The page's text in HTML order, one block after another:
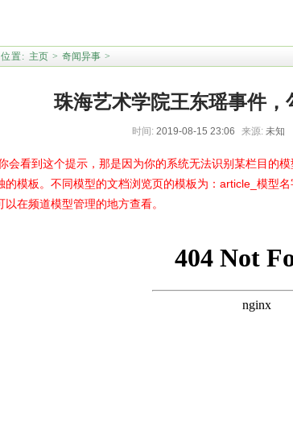
置: 主页 > 奇闻异事 >
珠海艺术学院王东瑶事件
时间: 2019-08-15 23:06 来源: 未知
会看到这个提示，那是因为你的系统无法识别某栏目的
的模板。不同模型的文档浏览页的模板为：article_模型
以在频道模型管理的地方查看。